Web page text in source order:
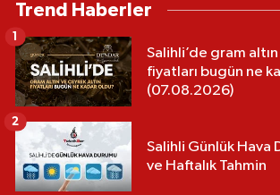
Trend Haberler
Salihli’de gram
fiyatları bugün ne
(07.08.2026)
1
Salihli Günlük Hava
ve Haftalık Tahmin
2